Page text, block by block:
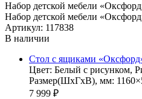
Набор детской мебели
Набор детской мебели
Артикул: 117838
В наличии
Стол с ящиками
Цвет: Белый с рисунком,
Размер(ШхГхВ), мм:
7 999 ₽